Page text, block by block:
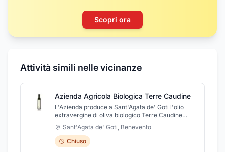
Scopri ora
Attività simili nelle vicinanze
Azienda Agricola Biologica Terre Caudine
L'Azienda produce a Sant'Agata de' Goti l'olio
extravergine di oliva biologico Terre Caudine
utilizzando solo olive raccolte dai nostri uliveti.
Sant'Agata de' Goti, Benevento
Chiuso